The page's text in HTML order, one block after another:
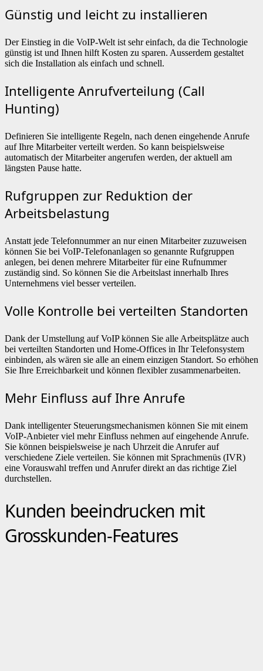
Günstig und leicht zu installieren
Der Einstieg in die VoIP-Welt ist sehr einfach, da die Technologie
günstig ist und Ihnen hilft Kosten zu sparen. Ausserdem gestaltet
sich die Installation als einfach und schnell.
Intelligente Anrufverteilung (Call
Hunting)
Definieren Sie intelligente Regeln, nach denen eingehende Anrufe
auf Ihre Mitarbeiter verteilt werden. So kann beispielsweise
automatisch der Mitarbeiter angerufen werden, der aktuell am
längsten Pause hatte.
Rufgruppen zur Reduktion der
Arbeitsbelastung
Anstatt jede Telefonnummer an nur einen Mitarbeiter zuzuweisen
können Sie bei VoIP-Telefonanlagen so genannte Rufgruppen
anlegen, bei denen mehrere Mitarbeiter für eine Rufnummer
zuständig sind. So können Sie die Arbeitslast innerhalb Ihres
Unternehmens viel besser verteilen.
Volle Kontrolle bei verteilten Standorten
Dank der Umstellung auf VoIP können Sie alle Arbeitsplätze auch
bei verteilten Standorten und Home-Offices in Ihr Telefonsystem
einbinden, als wären sie alle an einem einzigen Standort. So erhöhen
Sie Ihre Erreichbarkeit und können flexibler zusammenarbeiten.
Mehr Einfluss auf Ihre Anrufe
Dank intelligenter Steuerungsmechanismen können Sie mit einem
VoIP-Anbieter viel mehr Einfluss nehmen auf eingehende Anrufe.
Sie können beispielsweise je nach Uhrzeit die Anrufer auf
verschiedene Ziele verteilen. Sie können mit Sprachmenüs (IVR)
eine Vorauswahl treffen und Anrufer direkt an das richtige Ziel
durchstellen.
Kunden beeindrucken mit
Grosskunden-Features